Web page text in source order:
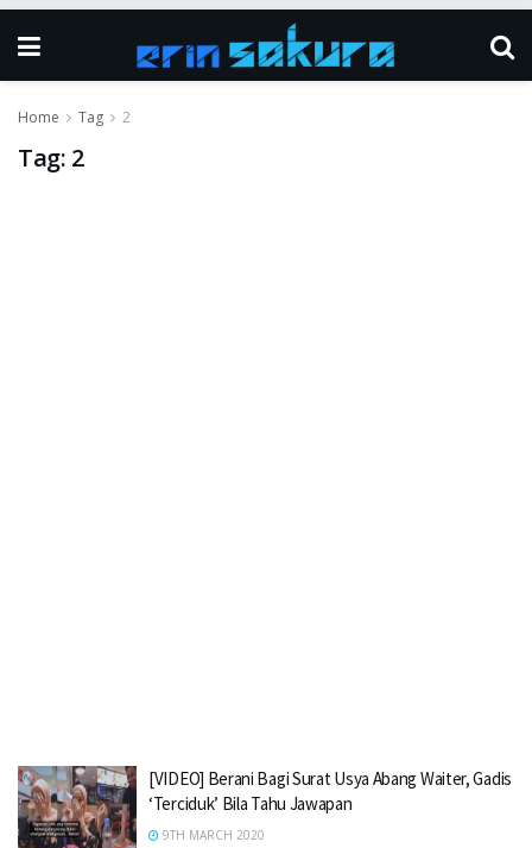
Home Tag 2
Tag: 2
[VIDEO] Berani Bagi Surat Usya Abang Waiter, Gadis
‘Terciduk’ Bila Tahu Jawapan
9TH MARCH 2020